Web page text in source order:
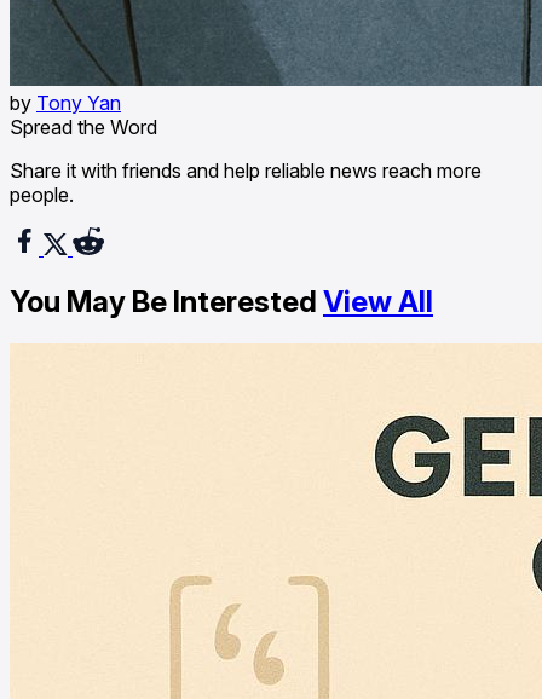
by Tony Yan
Spread the Word
Share it with friends and help reliable news reach more
people.
You May Be Interested View All